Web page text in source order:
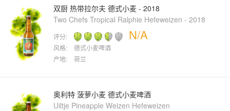
双厨 热带拉尔夫 德式小麦 - 2018
Two Chefs Tropical Ralphie Hefeweizen - 2018
评分: N/A
风格:
德式小麦啤酒
产地:
荷兰
奥利特 菠萝小麦 德式小麦啤酒
Uiltje Pineapple Weizen Hefeweizen